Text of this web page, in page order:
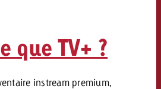
Demander une offre
combien cela coûte.
combien cela coûte.
que TV+ ?
instream premium,